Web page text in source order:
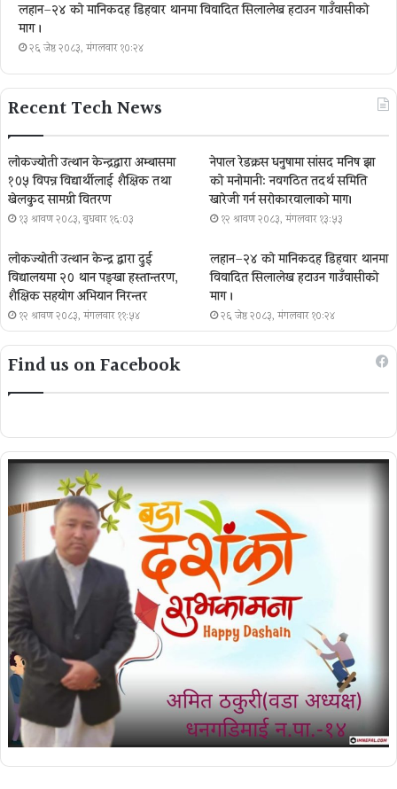
लहान–२४ को मानिकदह डिहवार थानमा विवादित सिलालेख हटाउन गाउँवासीको
माग ।
२६ जेष्ठ २०८३, मंगलवार १०:२४
Recent Tech News
लोकज्योती उत्थान केन्द्रद्वारा अम्बासमा
१०५ विपन्न विद्यार्थीलाई शैक्षिक तथा
खेलकुद सामग्री वितरण
१३ श्रावण २०८३, बुधबार १६:०३
नेपाल रेडक्रस धनुषामा सांसद मनिष झा
को मनोमानी: नवगठित तदर्थ समिति
खारेजी गर्न सरोकारवालाको माग।
१२ श्रावण २०८३, मंगलवार १३:५३
लोकज्योती उत्थान केन्द्र द्वारा दुई
विद्यालयमा २० थान पङ्खा हस्तान्तरण,
शैक्षिक सहयोग अभियान निरन्तर
१२ श्रावण २०८३, मंगलवार ११:५४
लहान–२४ को मानिकदह डिहवार थानमा
विवादित सिलालेख हटाउन गाउँवासीको
माग ।
२६ जेष्ठ २०८३, मंगलवार १०:२४
Find us on Facebook